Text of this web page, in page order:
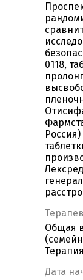
0118,
Общая
Дата